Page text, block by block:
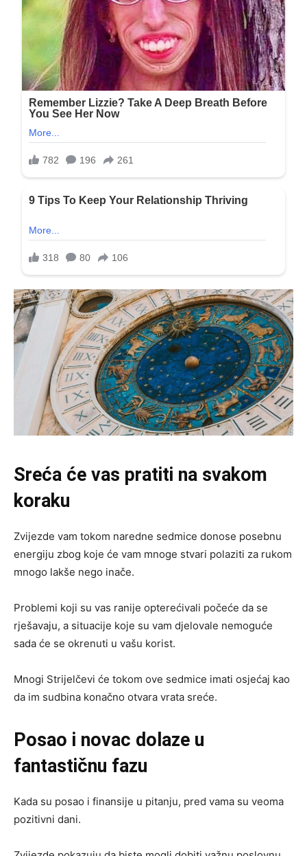
Sreća će vas pratiti na svakom
koraku
Zvijezde vam tokom naredne sedmice donose posebnu
energiju zbog koje će vam mnoge stvari polaziti za rukom
mnogo lakše nego inače.
Problemi koji su vas ranije opterećivali počeće da se
rješavaju, a situacije koje su vam djelovale nemoguće
sada će se okrenuti u vašu korist.
Mnogi Strijelčevi će tokom ove sedmice imati osjećaj kao
da im sudbina konačno otvara vrata sreće.
Posao i novac dolaze u
fantastičnu fazu
Kada su posao i finansije u pitanju, pred vama su veoma
pozitivni dani.